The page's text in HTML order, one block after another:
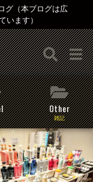
グ（本ブログは広
います）
Other
雑記